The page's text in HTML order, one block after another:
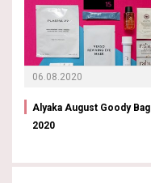
06.08.2020
Alyaka August Goody Bag
2020